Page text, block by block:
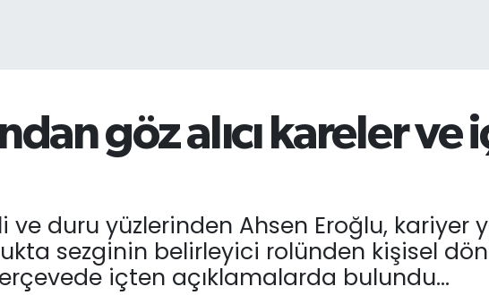
göz alıcı kareler ve
ve duru yüzlerinden Ahsen Eroğlu, kariyer
sezginin belirleyici rolünden kişisel
içten açıklamalarda bulundu…